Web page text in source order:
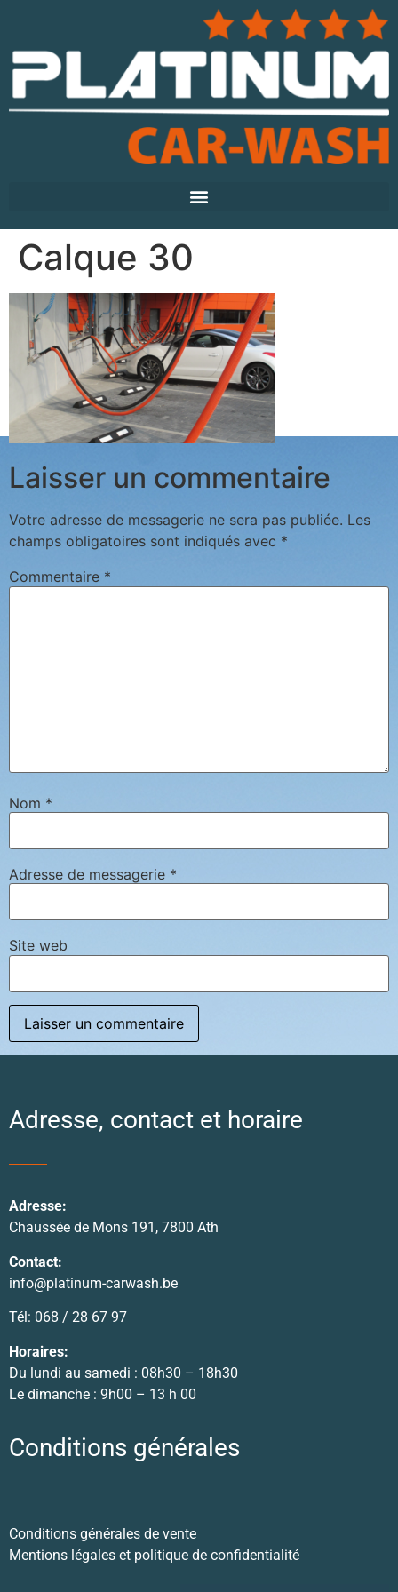
Calque 30
Laisser un commentaire
Votre adresse de messagerie ne sera pas publiée. Les
champs obligatoires sont indiqués avec *
Commentaire *
Nom *
Adresse de messagerie *
Site web
Adresse, contact et horaire
Adresse:
Chaussée de Mons 191, 7800 Ath
Contact:
info@platinum-carwash.be
Tél: 068 / 28 67 97
Horaires:
Du lundi au samedi : 08h30 – 18h30
Le dimanche : 9h00 – 13 h 00
Conditions générales
Conditions générales de vente
Mentions légales et politique de confidentialité